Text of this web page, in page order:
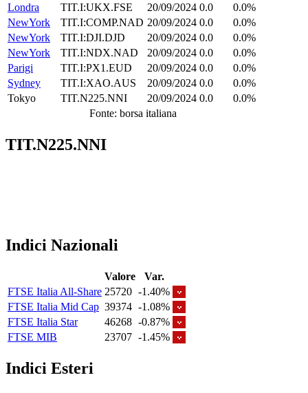
Londra
TIT.I:UKX.FSE 20/09/2024 0.0
0.0%
NewYork
TIT.I:COMP.NAD 20/09/2024 0.0
0.0%
NewYork
TIT.I:DJI.DJD 20/09/2024 0.0
0.0%
NewYork
TIT.I:NDX.NAD 20/09/2024 0.0
0.0%
Parigi
TIT.I:PX1.EUD 20/09/2024 0.0
0.0%
Sydney
TIT.I:XAO.AUS 20/09/2024 0.0
0.0%
Tokyo
TIT.N225.NNI 20/09/2024 0.0
0.0%
Fonte: borsa italiana
TIT.N225.NNI
Indici Nazionali
Valore
Var.
FTSE Italia All-Share 25720 -1.40%
FTSE Italia Mid Cap 39374 -1.08%
FTSE Italia Star
46268 -0.87%
FTSE MIB
23707 -1.45%
Indici Esteri